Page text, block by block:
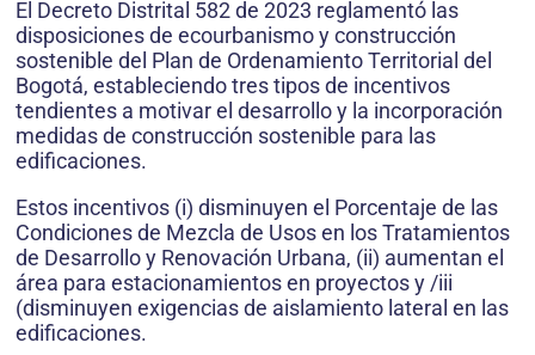
El Decreto Distrital 582 de 2023 reglamentó las
disposiciones de ecourbanismo y construcción
sostenible del Plan de Ordenamiento Territorial del
Bogotá, estableciendo tres tipos de incentivos
tendientes a motivar el desarrollo y la incorporación
medidas de construcción sostenible para las
edificaciones.
Estos incentivos (i) disminuyen el Porcentaje de las
Condiciones de Mezcla de Usos en los Tratamientos
de Desarrollo y Renovación Urbana, (ii) aumentan el
área para estacionamientos en proyectos y /iii
(disminuyen exigencias de aislamiento lateral en las
edificaciones.